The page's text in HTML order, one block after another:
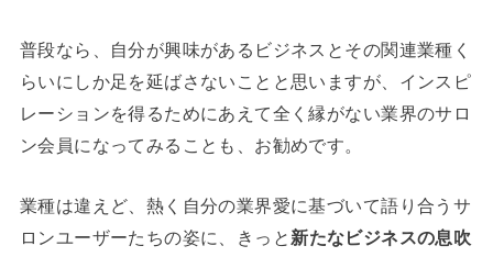
普段なら、自分が興味があるビジネスとその関連業種く
らいにしか足を延ばさないことと思いますが、インスピ
レーションを得るためにあえて全く縁がない業界のサロ
ン会員になってみることも、お勧めです。
業種は違えど、熱く自分の業界愛に基づいて語り合うサ
ロンユーザーたちの姿に、きっと 新たなビジネスの息吹